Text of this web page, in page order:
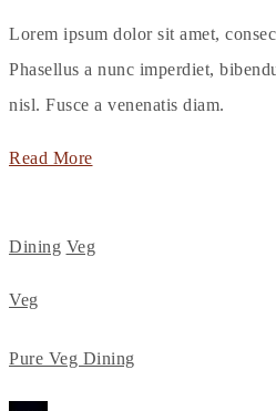
Lorem ipsum dolor sit amet,
Phasellus a nunc imperdiet,
nisl. Fusce a venenatis diam.
Read More
Dining Veg
Veg
Pure Veg Dining